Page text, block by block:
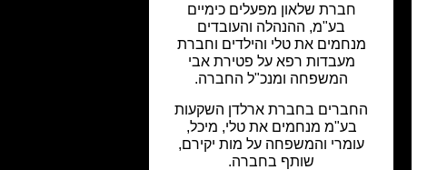
חברת שלאון מפעלים כימיים
בע"מ, ההנהלה והעובדים
מנחמים את טלי והילדים וחברת
מעבדות רפא על פטירת אבי
המשפחה ומנכ"ל החברה.
החברים בחברת ארלדן השקעות
בע"מ מנחמים את טלי, מיכל,
עומרי והמשפחה על מות יקירם,
שותף בחברה.